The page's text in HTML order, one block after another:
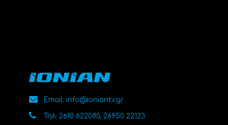
Email: info@ioniantv.gr
Τηλ: 2610 622080, 26950 22123